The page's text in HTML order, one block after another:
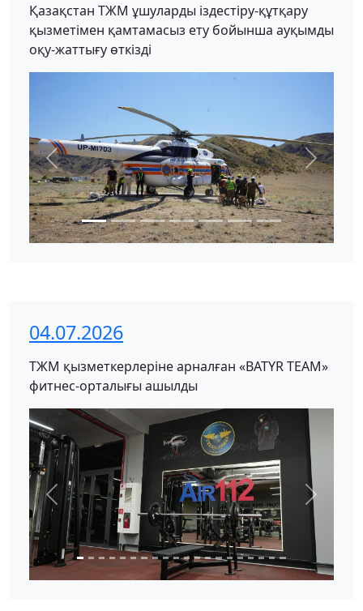
Қазақстан ТЖМ ұшуларды іздестіру-құтқару
қызметімен қамтамасыз ету бойынша ауқымды
оқу-жаттығу өткізді
Previous Next
04.07.2026
ТЖМ қызметкерлеріне арналған «BATYR TEAM»
фитнес-орталығы ашылды
Previous Next